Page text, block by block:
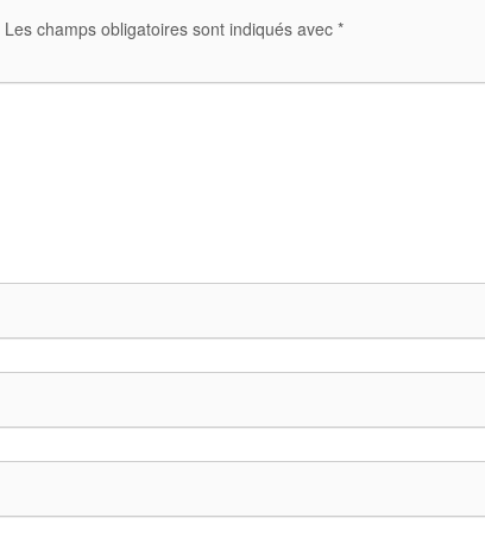
Les champs obligatoires sont indiqués avec *